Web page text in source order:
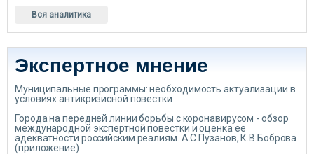
Вся аналитика
Экспертное мнение
Муниципальные программы: необходимость актуализации в
условиях антикризисной повестки
Города на передней линии борьбы с коронавирусом - обзор
международной экспертной повестки и оценка ее
адекватности российским реалиям. А.С.Пузанов, К.В.Боброва
(приложение)